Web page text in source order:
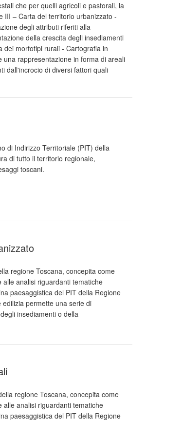
che per quelli agricoli e pastorali, la
III – Carta del territorio urbanizzato -
degli attributi riferiti alla
della crescita degli insediamenti
dei morfotipi rurali - Cartografia in
una rappresentazione in forma di areali
dall'incrocio di diversi fattori quali
di Indirizzo Territoriale (PIT) della
di tutto il territorio regionale,
toscani.
regione Toscana, concepita come
analisi riguardanti tematiche
paesaggistica del PIT della Regione
edilizia permette una serie di
insediamenti o della
regione Toscana, concepita come
analisi riguardanti tematiche
paesaggistica del PIT della Regione